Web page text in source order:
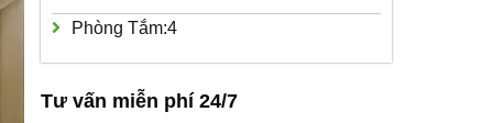
Phòng Tắm:4
Tư vấn miễn phí 24/7